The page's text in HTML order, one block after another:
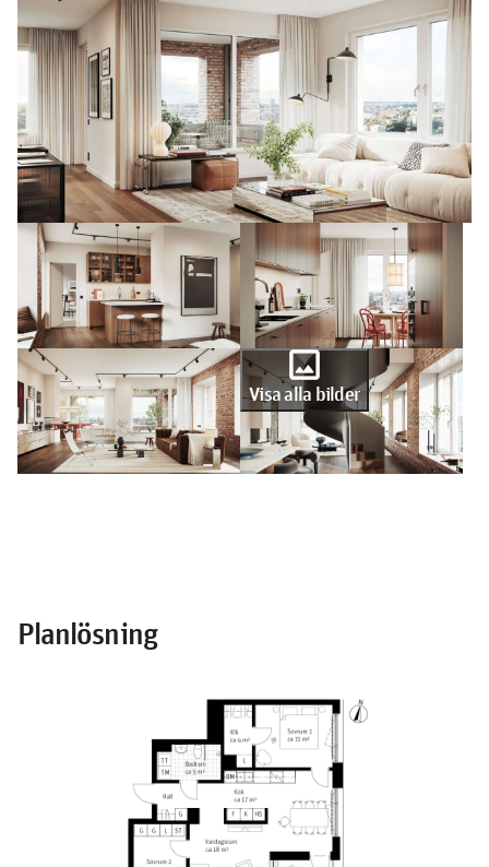
photo
Visa alla bilder
Planlösning